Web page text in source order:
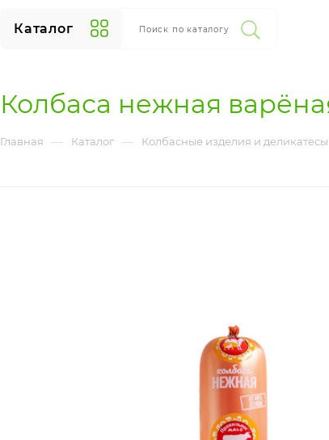
Каталог Поиск по каталогу
Колбаса нежная
Главная — Каталог — Колбасные изделия и деликатесы